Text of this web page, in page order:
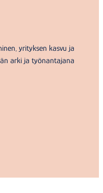
yrityksen kasvu ja
arki ja työnantajana